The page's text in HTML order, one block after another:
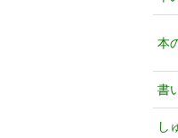
本
書
し